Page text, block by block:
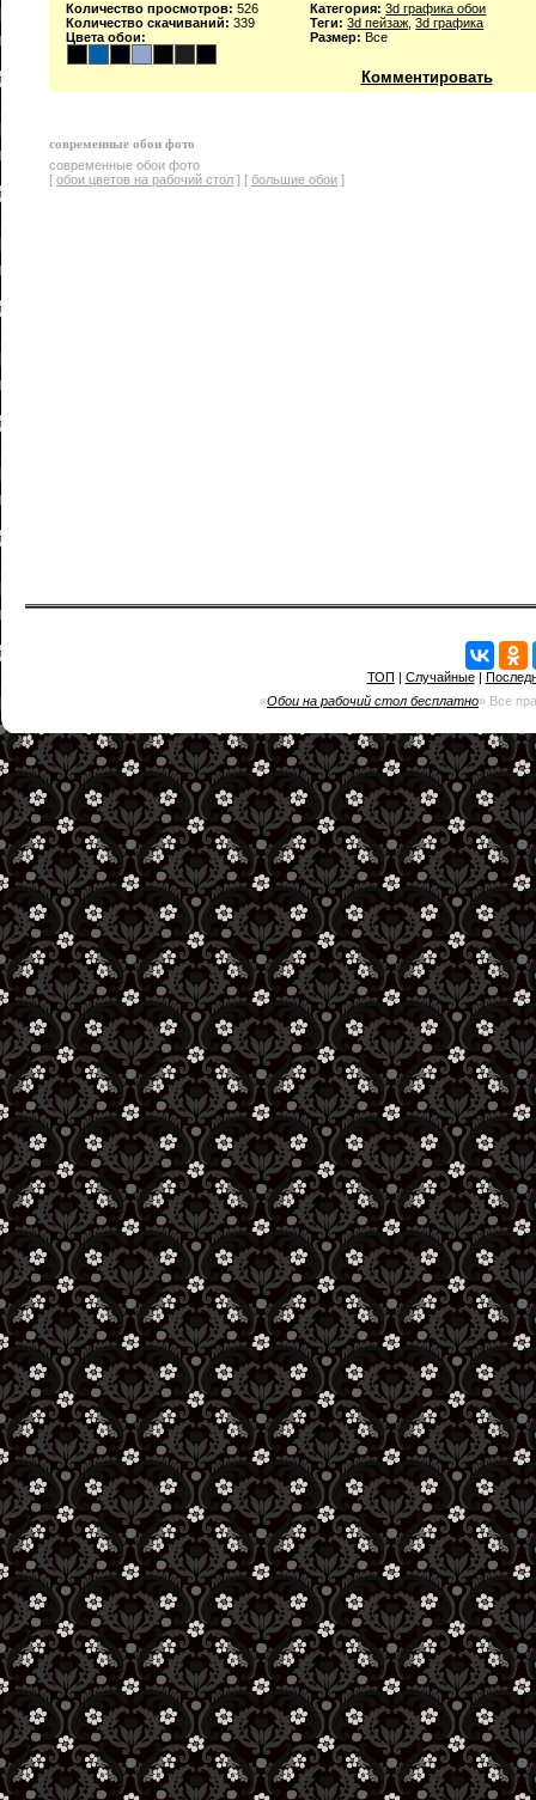
Количество просмотров: 526
Количество скачиваний: 339
Цвета обои:
Категория: 3d графика обои
Теги: 3d пейзаж ,3d графика
Размер: Все
Комментировать
современные обои фото
современные обои фото
[ обои цветов на рабочий стол ] [ большие обои ]
ТОП | Случайные|
«Обои на рабочий стол бесплатно» Все